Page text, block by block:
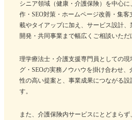
シニア領域（健康・介護保険）を中心に
作・SEO対策・ホームページ改善・集
載やタイアップに加え、サービス設計
開発・共同事業まで幅広くご相談いただ
理学療法士・介護支援専門員としての現
グ・SEOの実務ノウハウを掛け合わせ
性の高い提案と、事業成果につながる設
す。
また、介護保険内サービスにとどまら